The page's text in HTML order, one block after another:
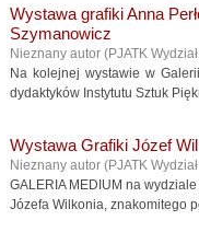
Wystawa grafiki Anna
Szymanowicz
Nieznany autor (PJATK
Na kolejnej wystawie w
dydaktyków Instytutu Sztuk
Wystawa Grafiki Józef
Nieznany autor (PJATK
GALERIA MEDIUM na
Józefa Wilkonia, znakomitego